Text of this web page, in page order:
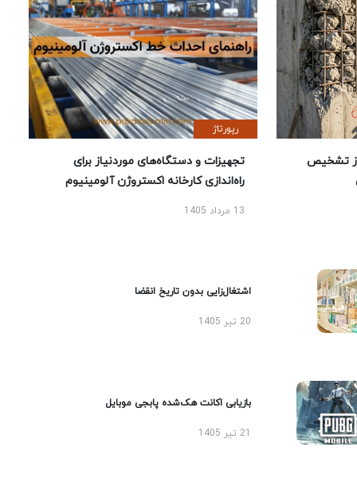
تشخیص
رپورتاژ
تجهیزات و دستگاه‌های موردنیاز برای
راه‌اندازی کارخانه اکستروژن آلومینیوم
13 مرداد 1405
اشتغال‌زایی بدون تاریخ انقضا
20 تیر 1405
بازیابی اکانت هک‌شده پابجی موبایل